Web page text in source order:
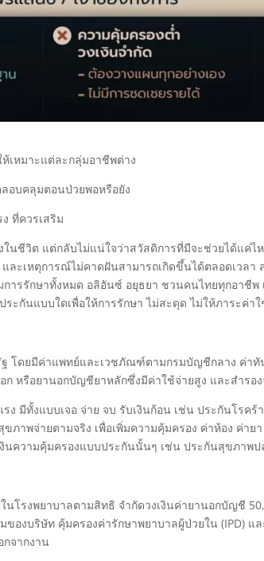
เหมาะแต่ละกลุ่มอาชีพต่าง
อบคลุมตอนป่วยพอหรือยัง
ที่ควรเสริม
นชีวิต แต่กลับไม่แน่ใจว่าสวัสดิการที่มีจะช่วยได้แค่ไ
ละเหตุการณ์ไม่คาดฝันสามารถเกิดขึ้นได้ตลอดเวล
ารรักษาทั้งหมด อลิอันซ์ อยุธยา ชวนคนไทยทุกอาชีพ
ะกันแบบใดเพื่อให้การรักษา ไม่สะดุด ไม่ให้ภาระค่า
โดยมีค่าแพทย์และเวชภัณฑ์ตามกรมบัญชีกลาง ค่า
หรือยานอกบัญชียาหลักซึ่งมีค่าใช้จ่ายสูง และสำรอ
ง มีทั้งแบบเจอ จ่าย จบ รับเงินก้อน เช่น ประกันโรค
ภาพจ่ายตามจริง เพื่อเพิ่มความคุ้มครอง ค่าห้อง ค่า
นความคุ้มครองแบบประกันนั้นๆ เช่น ประกันสุขภาพ
นโรงพยาบาลตามสิทธิ จำกัดวงเงินค่ายานอกบัญชี
องบริษัท คุ้มครองค่ารักษาพยาบาลผู้ป่วยใน (IPD) แ
จากงาน